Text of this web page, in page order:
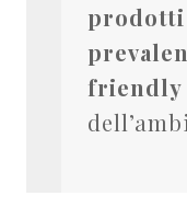
friendly